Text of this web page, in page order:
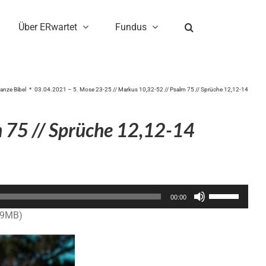
Über ERwartet Fundus
Bibel 03.04.2021 – 5. Mose 23-25 // Markus 10,32-52 // Psalm 75 // Sprüche 12,12-14
// Sprüche 12,12-14
00:00